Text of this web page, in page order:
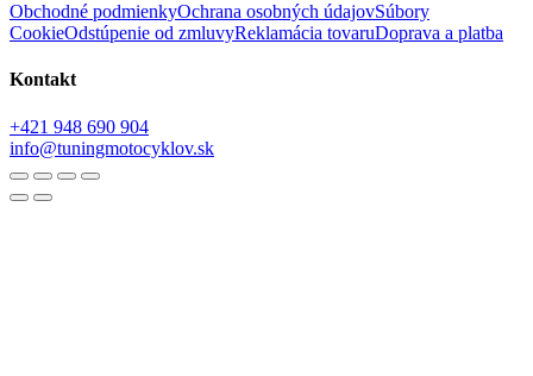
Obchodné podmienkyOchrana osobných údajovSúbory
CookieOdstúpenie od zmluvyReklamácia tovaruDoprava a platba
Kontakt
+421 948 690 904
info@tuningmotocyklov.sk